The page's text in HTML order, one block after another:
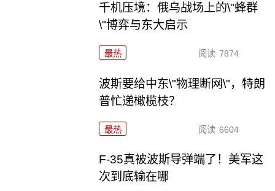
千机压境：俄乌战场上的\"蜂群
\"博弈与东大启示
最热 阅读 7874
波斯要给中东\"物理断网\"，特朗
普忙递橄榄枝？
最热 阅读 6604
F-35真被波斯导弹端了！美军这
次到底输在哪